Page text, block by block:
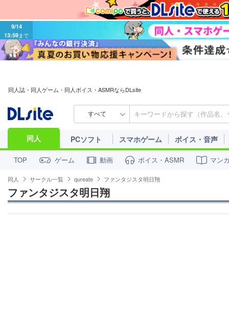
9/14
13:59まで
同人誌・同人ゲーム・同人ボイス・ASMRならDLsite
すべて
同人 PCソフト スマホゲーム ボイス・音声
TOP ゲーム 動画 ボイス・ASMR マン
同人 サークル一覧 qureate ファンタジスタ明日翔
ファンタジスタ明日翔